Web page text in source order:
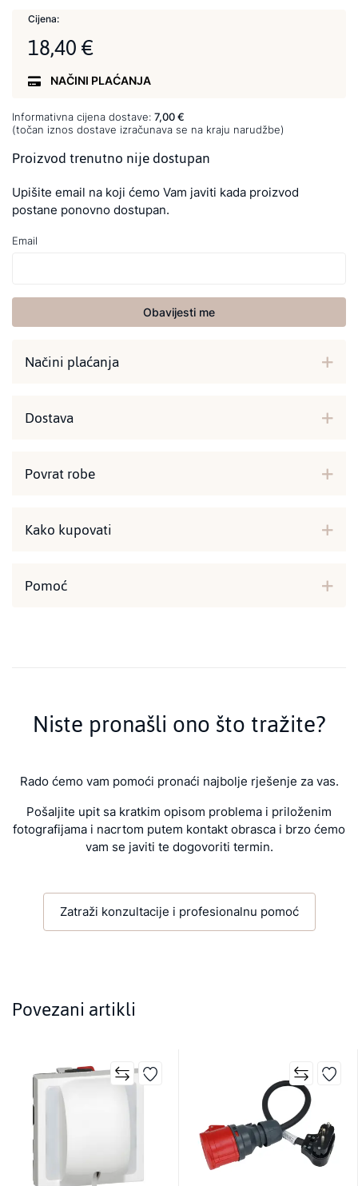
Cijena:
18,40 €
NAČINI PLAĆANJA
Informativna cijena dostave: 7,00 €
(točan iznos dostave izračunava se na kraju narudžbe)
Proizvod trenutno nije dostupan
Upišite email na koji ćemo Vam javiti kada proizvod
postane ponovno dostupan.
Email
Obavijesti me
Načini plaćanja
Dostava
Povrat robe
Kako kupovati
Pomoć
Niste pronašli ono što tražite?
Rado ćemo vam pomoći pronaći najbolje rješenje za vas.
Pošaljite upit sa kratkim opisom problema i priloženim
fotografijama i nacrtom putem kontakt obrasca i brzo ćemo
vam se javiti te dogovoriti termin.
Zatraži konzultacije i profesionalnu pomoć
Povezani artikli